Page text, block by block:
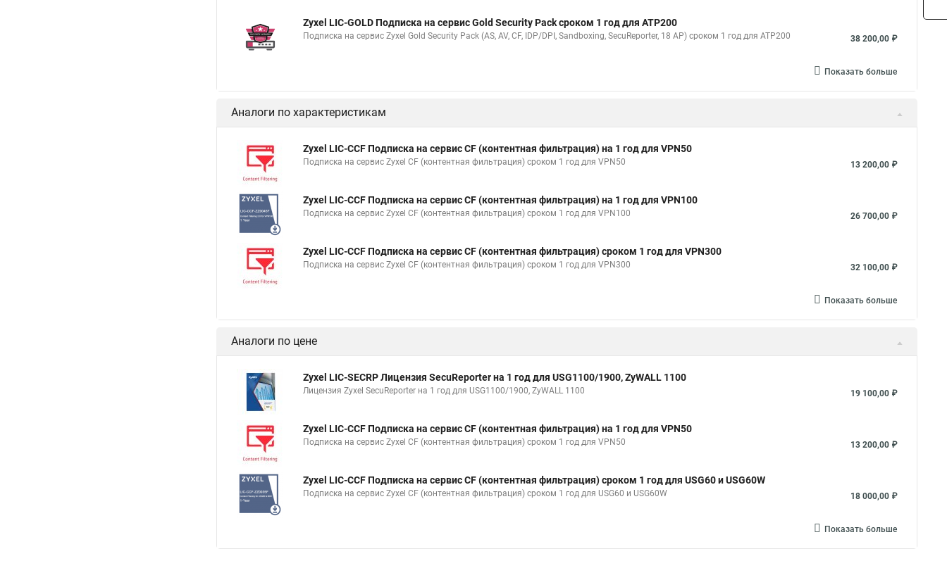
Zyxel LIC-GOLD Подписка на сервис Gold Security Pack сроком 1 год для ATP200
Подписка на сервис Zyxel Gold Security Pack (AS, AV, CF, IDP/DPI, Sandboxing, SecuReporter, 18 AP) сроком 1 год для ATP200 38 200,00 ₽
Показать больше
Аналоги по характеристикам
Zyxel LIC-CCF Подписка на сервис CF (контентная фильтрация) на 1 год для VPN50
Подписка на сервис Zyxel CF (контентная фильтрация) сроком 1 год для VPN50 13 200,00 ₽
Zyxel LIC-CCF Подписка на сервис CF (контентная фильтрация) на 1 год для VPN100
Подписка на сервис Zyxel CF (контентная фильтрация) сроком 1 год для VPN100 26 700,00 ₽
Zyxel LIC-CCF Подписка на сервис CF (контентная фильтрация) сроком 1 год для VPN300
Подписка на сервис Zyxel CF (контентная фильтрация) сроком 1 год для VPN300 32 100,00 ₽
Показать больше
Аналоги по цене
Zyxel LIC-SECRP Лицензия SecuReporter на 1 год для USG1100/1900, ZyWALL 1100
Лицензия Zyxel SecuReporter на 1 год для USG1100/1900, ZyWALL 1100 19 100,00 ₽
Zyxel LIC-CCF Подписка на сервис CF (контентная фильтрация) на 1 год для VPN50
Подписка на сервис Zyxel CF (контентная фильтрация) сроком 1 год для VPN50 13 200,00 ₽
Zyxel LIC-CCF Подписка на сервис CF (контентная фильтрация) сроком 1 год для USG60 и USG60W
Подписка на сервис Zyxel CF (контентная фильтрация) сроком 1 год для USG60 и USG60W 18 000,00 ₽
Показать больше